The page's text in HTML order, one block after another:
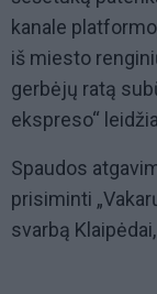
kanale
iš miesto
gerbėjų ratą
ekspreso“
Spaudos
prisiminti
svarbą